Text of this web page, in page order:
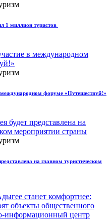
1 миллион туристов
форуме «Путешествуй!»
на главном туристическом